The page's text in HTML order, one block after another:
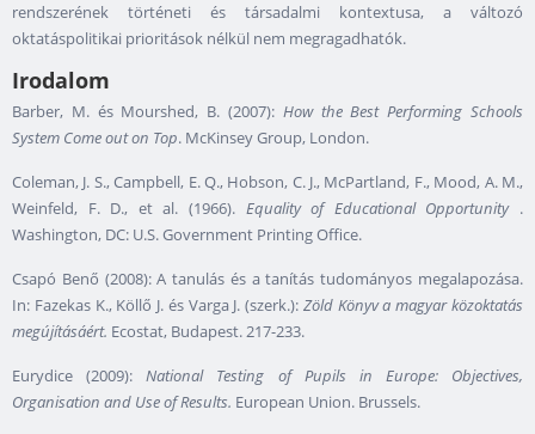
rendszerének történeti és társadalmi kontextusa, a változó
oktatáspolitikai prioritások nélkül nem megragadhatók.
Irodalom
Barber, M. és Mourshed, B. (2007): How the Best Performing Schools
System Come out on Top. McKinsey Group, London.
Coleman, J. S., Campbell, E. Q., Hobson, C. J., McPartland, F., Mood, A. M.,
Weinfeld, F. D., et al. (1966). Equality of Educational Opportunity .
Washington, DC: U.S. Government Printing Office.
Csapó Benő (2008): A tanulás és a tanítás tudományos megalapozása.
In: Fazekas K., Köllő J. és Varga J. (szerk.): Zöld Könyv a magyar közoktatás
megújításáért. Ecostat, Budapest. 217-233.
Eurydice (2009):National Testing of Pupils in Europe: Objectives,
Organisation and Use of Results. European Union. Brussels.